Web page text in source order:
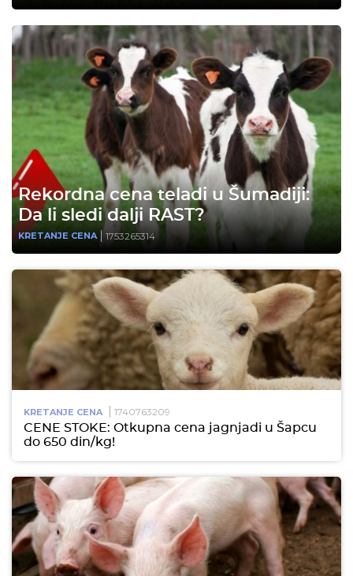
Rekordna cena teladi u Šumadiji:
Da li sledi dalji RAST?
KRETANJE CENA 1753265314
KRETANJE CENA 1740763209
CENE STOKE: Otkupna cena jagnjadi u Šapcu
do 650 din/kg!